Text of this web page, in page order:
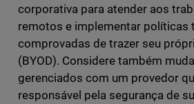
corporativa para atender aos
remotos e implementar políticas
comprovadas de trazer seu
(BYOD). Considere também
gerenciados com um provedor
responsável pela segurança de